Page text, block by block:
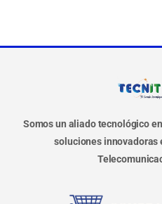
Somos un aliado tecnológico
soluciones innovadoras